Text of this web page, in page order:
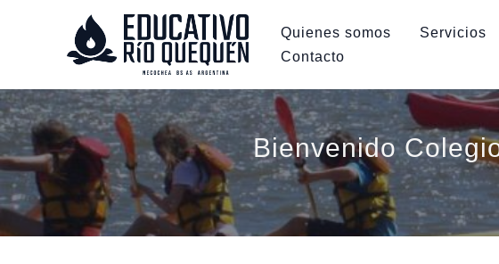
contenido
Quienes somos Servicios
Contacto
Bienvenido